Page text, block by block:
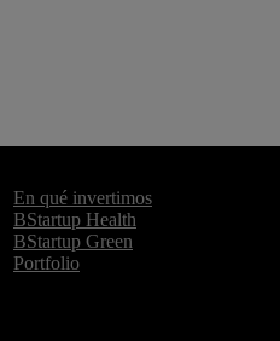
En qué invertimos
BStartup Health
BStartup Green
Portfolio